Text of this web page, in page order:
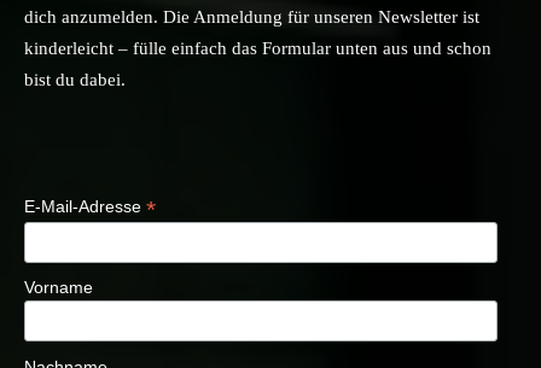
dich anzumelden. Die Anmeldung für unseren Newsletter ist
kinderleicht – fülle einfach das Formular unten aus und schon
bist du dabei.
E-Mail-Adresse *
Vorname